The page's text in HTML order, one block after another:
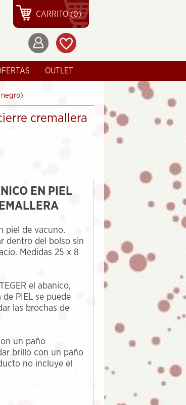
CARRITO (0)
OUTLET
negro)
cremallera
EN PIEL
piel de vacuno.
dentro del bolso sin
Medidas 25 x 8
el abanico,
PIEL se puede
las brochas de
un paño
brillo con un paño
no incluye el